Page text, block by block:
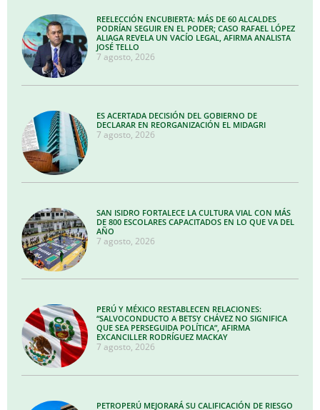
REELECCIÓN ENCUBIERTA: MÁS DE 60 ALCALDES
PODRÍAN SEGUIR EN EL PODER; CASO RAFAEL LÓPEZ
ALIAGA REVELA UN VACÍO LEGAL, AFIRMA ANALISTA
JOSÉ TELLO
7 agosto, 2026
ES ACERTADA DECISIÓN DEL GOBIERNO DE
DECLARAR EN REORGANIZACIÓN EL MIDAGRI
7 agosto, 2026
SAN ISIDRO FORTALECE LA CULTURA VIAL CON MÁS
DE 800 ESCOLARES CAPACITADOS EN LO QUE VA DEL
AÑO
7 agosto, 2026
PERÚ Y MÉXICO RESTABLECEN RELACIONES:
“SALVOCONDUCTO A BETSY CHÁVEZ NO SIGNIFICA
QUE SEA PERSEGUIDA POLÍTICA”, AFIRMA
EXCANCILLER RODRÍGUEZ MACKAY
7 agosto, 2026
PETROPERÚ MEJORARÁ SU CALIFICACIÓN DE RIESGO